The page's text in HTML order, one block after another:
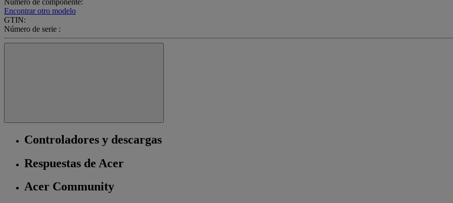
Encontrar otro modelo
GTIN:
Número de serie :
Controladores y descargas
Respuestas de Acer
Acer Community